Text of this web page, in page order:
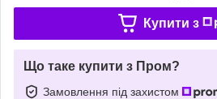
Купити з
Що таке купити з Пром?
Замовлення під захистом